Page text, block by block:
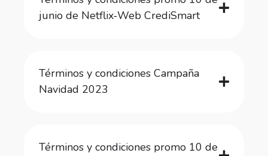
junio de Netflix-Web CrediSmart
Términos y condiciones Campaña
Navidad 2023
Términos y condiciones promo 10 de